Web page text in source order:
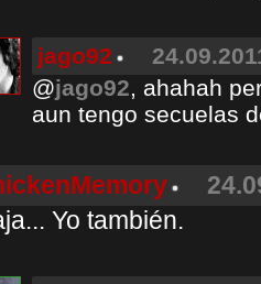
jago92
@jago92, ahahah
aun tengo secuelas
Yo también.